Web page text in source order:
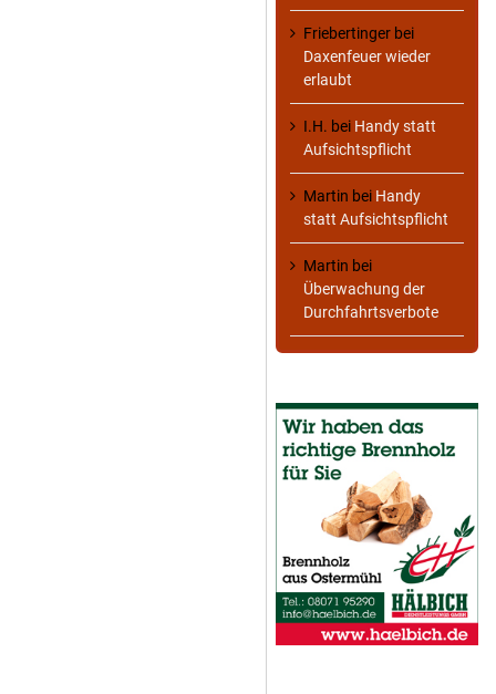
Friebertinger bei
Daxenfeuer wieder
erlaubt
I.H. bei Handy statt
Aufsichtspflicht
Martin bei Handy
statt Aufsichtspflicht
Martin bei
Überwachung der
Durchfahrtsverbote